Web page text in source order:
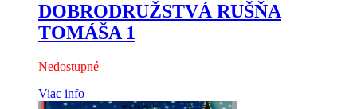
DOBRODRUŽSTVÁ RUŠŇA
TOMÁŠA 1
Nedostupné
Viac info